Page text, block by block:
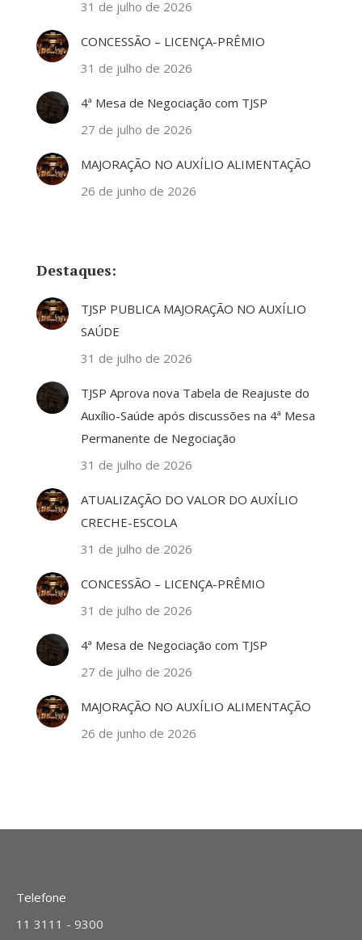
31 de julho de 2026
CONCESSÃO – LICENÇA-PRÊMIO
31 de julho de 2026
4ª Mesa de Negociação com TJSP
27 de julho de 2026
MAJORAÇÃO NO AUXÍLIO ALIMENTAÇÃO
26 de junho de 2026
Destaques:
TJSP PUBLICA MAJORAÇÃO NO AUXÍLIO
SAÚDE
31 de julho de 2026
TJSP Aprova nova Tabela de Reajuste do
Auxílio-Saúde após discussões na 4ª Mesa
Permanente de Negociação
31 de julho de 2026
ATUALIZAÇÃO DO VALOR DO AUXÍLIO
CRECHE-ESCOLA
31 de julho de 2026
CONCESSÃO – LICENÇA-PRÊMIO
31 de julho de 2026
4ª Mesa de Negociação com TJSP
27 de julho de 2026
MAJORAÇÃO NO AUXÍLIO ALIMENTAÇÃO
26 de junho de 2026
Telefone
11 3111 - 9300